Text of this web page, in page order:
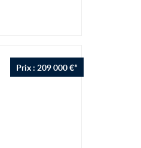
Prix : 209 000 €*